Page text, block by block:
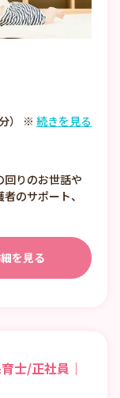
） ※
ま
9:00
続きを見る
回りのお世話や
のサポート、
を見る
士/正社員｜